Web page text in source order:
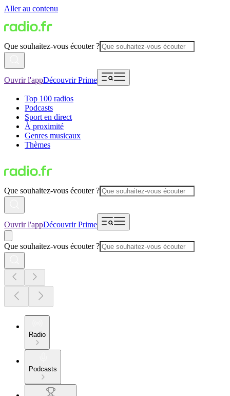
Aller au contenu
Que souhaitez-vous écouter ?
Ouvrir l'appDécouvrir Prime
Top 100 radios
Podcasts
Sport en direct
À proximité
Genres musicaux
Thèmes
Que souhaitez-vous écouter ?
Ouvrir l'appDécouvrir Prime
Que souhaitez-vous écouter ?
Radio
Podcasts